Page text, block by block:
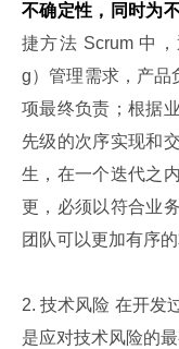
不确定性，同时为
捷方法 Scrum 中
g）管理需求，产品
项最终负责；根据
先级的次序实现和
生，在一个迭代之
更，必须以符合业
团队可以更加有序
2. 技术风险 在开发
是应对技术风险的最